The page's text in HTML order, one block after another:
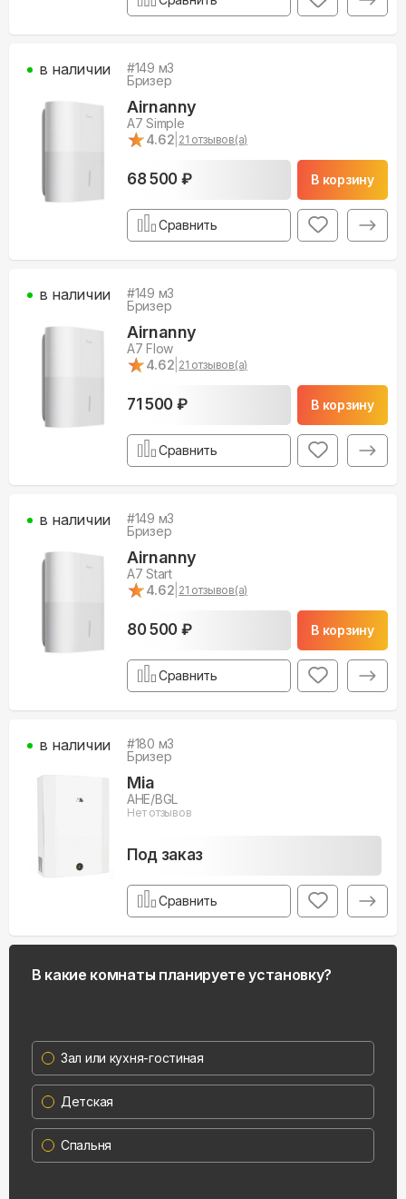
#149 м3
Бризер
Airnanny
A7 Simple
★
★4.62 21 отзывов(а)
68 500 ₽ В корзину
в наличии
Сравнить
#149 м3
Бризер
Airnanny
A7 Flow
★
★4.62 21 отзывов(а)
71 500 ₽ В корзину
в наличии
Сравнить
#149 м3
Бризер
Airnanny
A7 Start
★
★4.62 21 отзывов(а)
80 500 ₽ В корзину
в наличии
Сравнить
#180 м3
Бризер
Mia
AHE/BGL
Нет отзывов
Под заказ
в наличии
Сравнить
В какие комнаты планируете установку?
Зал или кухня-гостиная
Детская
Спальня